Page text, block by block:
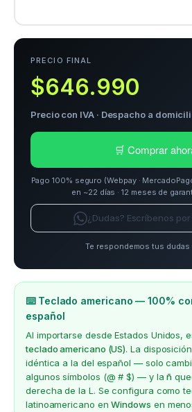
PRECIO FINAL
$646.990
Precio con IVA · Despacho a
🛒 Comprar
Pago 100% seguro (Webpay ·
en ~22 días · 12 meses de
¿Dudas? Escríbenos
Te respondemos tus dudas
⌨️ Teclado americano — 100%
español
Al importarse desde Estados Unidos,
teclado americano (US). La
idéntica a la del español — solo
algunos símbolos (@ # $) — y lañ
derecha de la L. Se configura como
latinoamericano enWindows en